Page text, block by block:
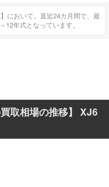
において。直近24カ月間で、最
12年式となっています。
取相場の推移】 XJ6